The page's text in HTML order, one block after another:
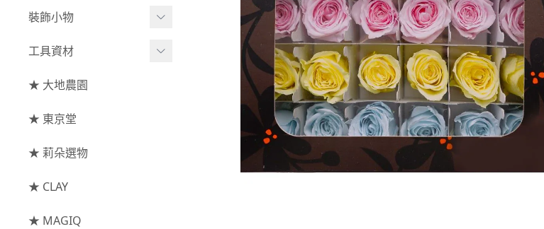
- 其他
玫瑰
大玫瑰
- 迷你玫瑰
- 庭園玫瑰
- 其他玫瑰
- 莉朵獨家水染
- 大地農園
索拉花(僅花頭)
原色
綜合花束
葉材⧸藤蔓
枝條
果實
小型花器
中大型花器
捧花架⧸吊架
藤圈⧸注連繩
提籃
裝飾小物
裝飾⧸擺飾
花插
工具資材
工具⧸型錄
資材
★ 大地農園
★ 東京堂
★ 莉朵選物
★ CLAY
★ MAGIQ